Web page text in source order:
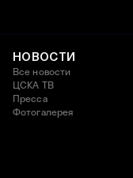
НОВОСТИ
Все новости
ЦСКА ТВ
Пресса
Фотогалерея